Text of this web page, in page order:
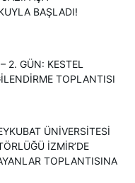
BAŞLADI!
2. GÜN: KESTEL
TOPLANTISI
ÜNIVERSITESI
İZMIR’DE
TOPLANTISINA